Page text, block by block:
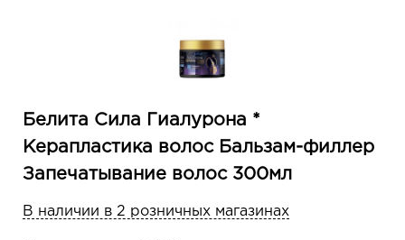
Белита Сила Гиалурона *
Керапластика волос Бальзам-филлер
Запечатывание волос 300мл
В наличии в 2 розничных магазинах